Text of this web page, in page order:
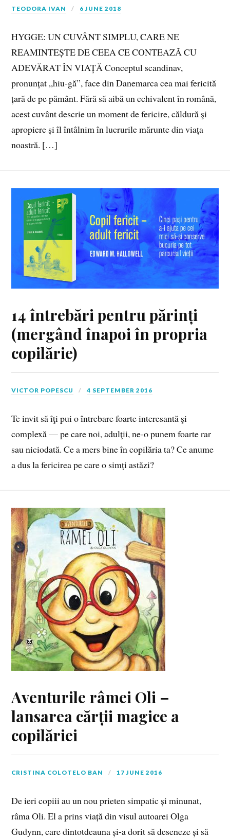
TEODORA IVAN 6 JUNE 2018
HYGGE: UN CUVÂNT SIMPLU, CARE NE
REAMINTEȘTE DE CEEA CE CONTEAZĂ CU
ADEVĂRAT ÎN VIAȚĂ Conceptul scandinav,
pronunțat „hiu-gă”, face din Danemarca cea mai fericită
țară de pe pământ. Fără să aibă un echivalent în română,
acest cuvânt descrie un moment de fericire, căldură şi
apropiere și îl întâlnim în lucrurile mărunte din viața
noastră. […]
14 întrebări pentru părinți
(mergând înapoi în propria
copilărie)
VICTOR POPESCU 4 SEPTEMBER 2016
Te invit să îţi pui o întrebare foarte interesantă şi
complexă — pe care noi, adulţii, ne‑o punem foarte rar
sau niciodată. Ce a mers bine în copilăria ta? Ce anume
a dus la fericirea pe care o simţi astăzi?
Aventurile râmei Oli –
lansarea cărții magice a
copilăriei
CRISTINA COLOTELO BAN 17 JUNE 2016
De ieri copiii au un nou prieten simpatic și minunat,
râma Oli. El a prins viață din visul autoarei Olga
Gudynn, care dintotdeauna și-a dorit să deseneze și să